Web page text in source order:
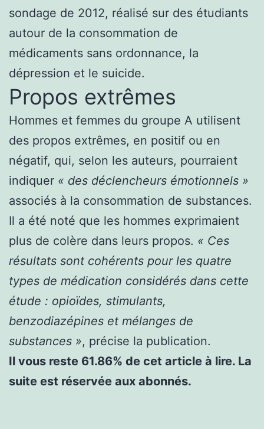
sondage de 2012, réalisé sur des étudiants
autour de la consommation de
médicaments sans ordonnance, la
dépression et le suicide.
Propos extrêmes
Hommes et femmes du groupe A utilisent
des propos extrêmes, en positif ou en
négatif, qui, selon les auteurs, pourraient
indiquer « des déclencheurs émotionnels »
associés à la consommation de substances.
Il a été noté que les hommes exprimaient
plus de colère dans leurs propos. « Ces
résultats sont cohérents pour les quatre
types de médication considérés dans cette
étude : opioïdes, stimulants,
benzodiazépines et mélanges de
substances », précise la publication.
Il vous reste 61.86% de cet article à lire. La
suite est réservée aux abonnés.